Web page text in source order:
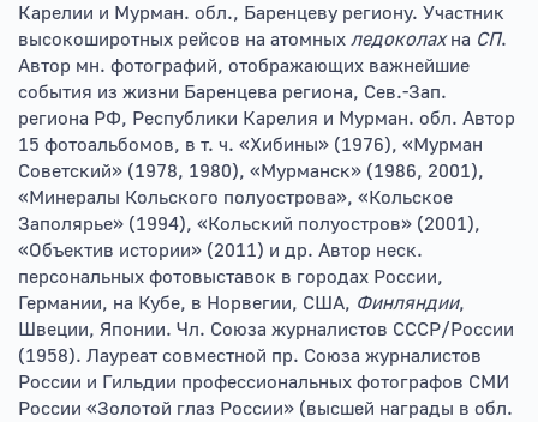
Карелии и Мурман. обл., Баренцеву региону. Участник
высокоширотных рейсов на атомных ледоколахна СП.
Автор мн. фотографий, отображающих важнейшие
события из жизни Баренцева региона, Сев.-Зап.
региона РФ, Республики Карелия и Мурман. обл. Автор
15 фотоальбомов, в т. ч. «Хибины» (1976), «Мурман
Советский» (1978, 1980), «Мурманск» (1986, 2001),
«Минералы Кольского полуострова», «Кольское
Заполярье» (1994), «Кольский полуостров» (2001),
«Объектив истории» (2011) и др. Автор неск.
персональных фотовыставок в городах России,
Германии, на Кубе, в Норвегии, США, Финляндии,
Швеции, Японии. Чл. Союза журналистов СССР/России
(1958). Лауреат совместной пр. Союза журналистов
России и Гильдии профессиональных фотографов СМИ
России «Золотой глаз России» (высшей награды в обл.